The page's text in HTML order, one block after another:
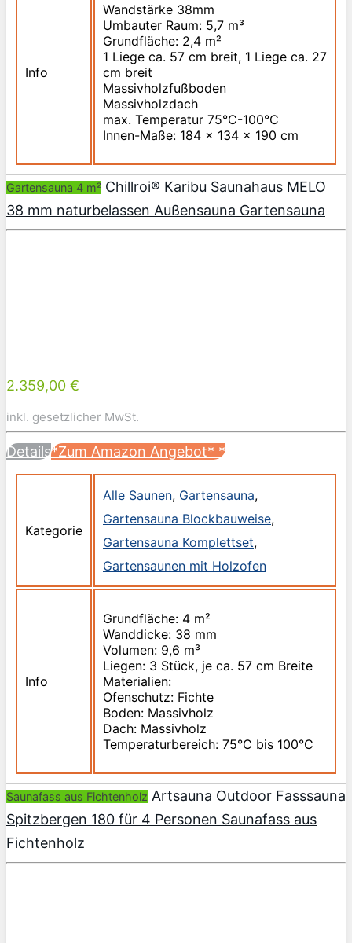
Info
Wandstärke 38mm
Umbauter Raum: 5,7 m³
Grundfläche: 2,4 m²
1 Liege ca. 57 cm breit, 1 Liege ca. 27
cm breit
Massivholzfußboden
Massivholzdach
max. Temperatur 75°C-100°C
Innen-Maße: 184 x 134 x 190 cm
Gartensauna 4 m² Chillroi® Karibu Saunahaus MELO
38 mm naturbelassen Außensauna Gartensauna
2.359,00 €
inkl. gesetzlicher MwSt.
Details*Zum Amazon Angebot* *
Kategorie
Alle Saunen, Gartensauna,
Gartensauna Blockbauweise,
Gartensauna Komplettset,
Gartensaunen mit Holzofen
Info
Grundfläche: 4 m²
Wanddicke: 38 mm
Volumen: 9,6 m³
Liegen: 3 Stück, je ca. 57 cm Breite
Materialien:
Ofenschutz: Fichte
Boden: Massivholz
Dach: Massivholz
Temperaturbereich: 75°C bis 100°C
Saunafass aus Fichtenholz Artsauna Outdoor Fasssauna
Spitzbergen 180 für 4 Personen Saunafass aus
Fichtenholz